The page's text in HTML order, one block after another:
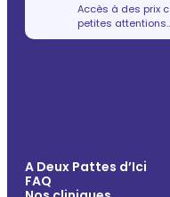
Accès à des prix
petites
A Deux Pattes d’Ici
FAQ